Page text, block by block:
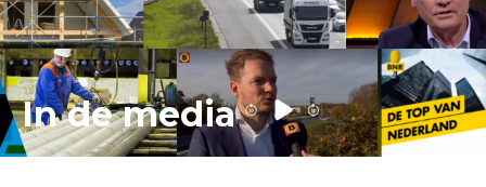
In de media